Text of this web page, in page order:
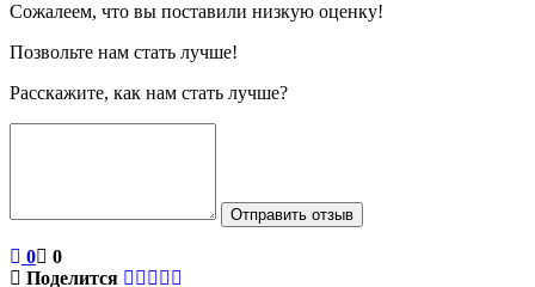
Сожалеем, что вы поставили низкую оценку!
Позвольте нам стать лучше!
Расскажите, как нам стать лучше?
Отправить отзыв
0
0
Поделится